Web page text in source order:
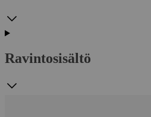
Ravintosisältö